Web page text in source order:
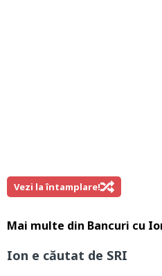
Vezi la întamplare!
Mai multe din Bancuri cu
Ion e căutat de SRI